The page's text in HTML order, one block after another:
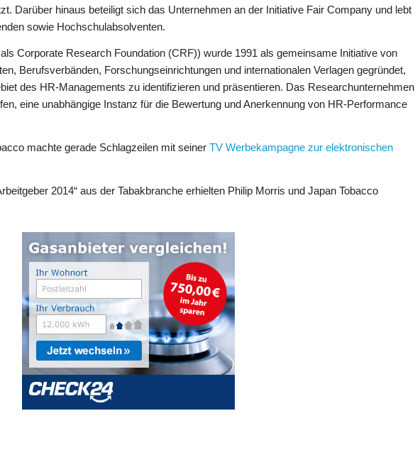
Darüber hinaus beteiligt sich das Unternehmen an der Initiative Fair Company und lebt
sowie Hochschulabsolventen.
Corporate Research Foundation (CRF)) wurde 1991 als gemeinsame Initiative von
Berufsverbänden, Forschungseinrichtungen und internationalen Verlagen gegründet,
des HR-Managements zu identifizieren und präsentieren. Das Researchunternehmen
eine unabhängige Instanz für die Bewertung und Anerkennung von HR-Performance
machte gerade Schlagzeilen mit seiner TV Werbekampagne zur elektronischen
2014“ aus der Tabakbranche erhielten Philip Morris und Japan Tobacco